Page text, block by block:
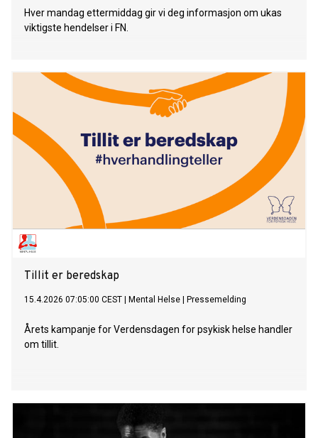
Hver mandag ettermiddag gir vi deg informasjon om ukas
viktigste hendelser i FN.
Tillit er beredskap
15.4.2026 07:05:00 CEST Mental Helse Pressemelding
Årets kampanje for Verdensdagen for psykisk helse handler
om tillit.